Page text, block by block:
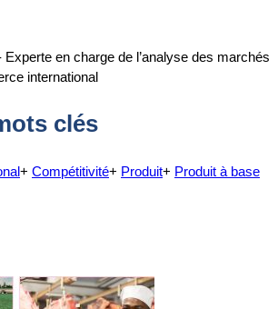
Experte en charge de l’analyse des marchés
international
clés
+ Compétitivité+ Produit+ Produit à base